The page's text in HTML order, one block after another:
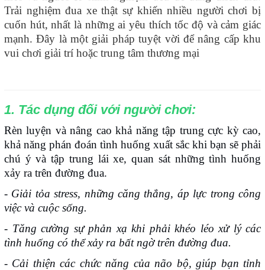
Trải nghiệm đua xe thật sự khiến nhiều người chơi bị
cuốn hút, nhất là những ai yêu thích tốc độ và cảm giác
mạnh. Đây là một giải pháp tuyệt vời để nâng cấp khu
vui chơi giải trí hoặc trung tâm thương mại
1. Tác dụng đối với người chơi:
Rèn luyện và nâng cao khả năng tập trung cực kỳ cao,
khả năng phán đoán tình huống xuất sắc khi bạn sẽ phải
chú ý và tập trung lái xe, quan sát những tình huống
xảy ra trên đường đua.
- Giải tỏa stress, những căng thẳng, áp lực trong công
việc và cuộc sống.
- Tăng cường sự phản xạ khi phải khéo léo xử lý các
tình huống có thể xảy ra bất ngờ trên đường đua.
- Cải thiện các chức năng của não bộ, giúp bạn tỉnh